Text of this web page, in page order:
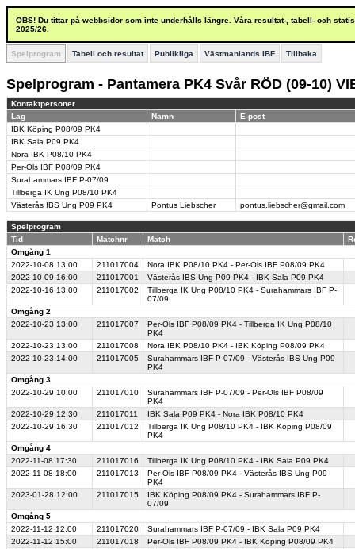
OBS! Du tittar på webbsidor som inte underhålls längre. Våra resultat-, tabell- och
2025/26.
Spelprogram Tabell och resultat Publikliga Västmanlands IBF Tillbaka
Spelprogram - Pantamera PK4 Svår RÖD (09-10)
Kontaktpersoner
Lag
Namn
E-post
IBK Köping P08/09 PK4
IBK Sala P09 PK4
Nora IBK P08/10 PK4
Per-Ols IBF P08/09 PK4
Surahammars IBF P-07/09
Tillberga IK Ung P08/10 PK4
Västerås IBS Ung P09 PK4
Pontus Liebscher pontus.liebscher@gmail.com
Spelprogram
Tid
Matchnr Match
Omgång 1
2022-10-08 13:00 211017004
Nora IBK P08/10 PK4 - Per-Ols IBF P08/09 PK4
2022-10-09 16:00 211017001
Västerås IBS Ung P09 PK4 - IBK Sala P09 PK4
2022-10-16 13:00 211017002
Tillberga IK Ung P08/10 PK4 - Surahammars IBF P-
07/09
Omgång 2
2022-10-23 13:00 211017007
Per-Ols IBF P08/09 PK4 - Tillberga IK Ung P08/10
PK4
2022-10-23 13:00 211017008
Nora IBK P08/10 PK4 - IBK Köping P08/09 PK4
2022-10-23 14:00 211017005
Surahammars IBF P-07/09 - Västerås IBS Ung P09
PK4
Omgång 3
2022-10-29 10:00 211017010
Surahammars IBF P-07/09 - Per-Ols IBF P08/09
PK4
2022-10-29 12:30 211017011
IBK Sala P09 PK4 - Nora IBK P08/10 PK4
2022-10-29 16:30 211017012
Tillberga IK Ung P08/10 PK4 - IBK Köping P08/09
PK4
Omgång 4
2022-11-08 17:30 211017016
Tillberga IK Ung P08/10 PK4 - IBK Sala P09 PK4
2022-11-08 18:00 211017013
Per-Ols IBF P08/09 PK4 - Västerås IBS Ung P09
PK4
2023-01-28 12:00 211017015
IBK Köping P08/09 PK4 - Surahammars IBF P-
07/09
Omgång 5
2022-11-12 12:00 211017020
Surahammars IBF P-07/09 - IBK Sala P09 PK4
2022-11-12 15:00 211017018
Per-Ols IBF P08/09 PK4 - IBK Köping P08/09 PK4